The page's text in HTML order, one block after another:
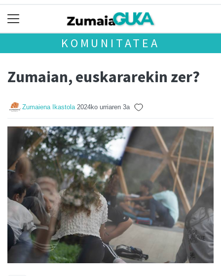
KOMUNITATEA
Zumaian, euskararekin zer?
Zumaiena Ikastola 2024ko urriaren 3a